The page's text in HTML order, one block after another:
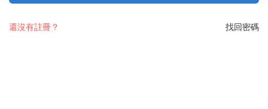
找回密碼
還沒有註冊？